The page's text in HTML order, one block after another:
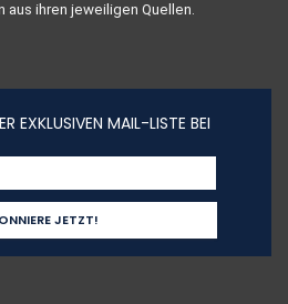
ihren jeweiligen Quellen.
EXKLUSIVEN MAIL-LISTE BEI